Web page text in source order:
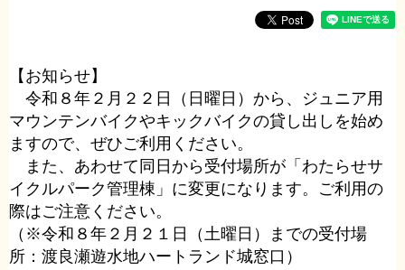
【お知らせ】
令和８年２月２２日（日曜日）から、ジュニア用
マウンテンバイクやキックバイクの貸し出しを始め
ますので、ぜひご利用ください。
また、あわせて同日から受付場所が「わたらせサ
イクルパーク管理棟」に変更になります。ご利用の
際はご注意ください。
（※令和８年２月２１日（土曜日）までの受付場
所：渡良瀬遊水地ハートランド城窓口）